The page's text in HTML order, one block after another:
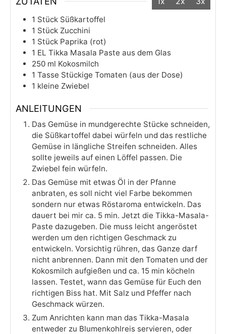
1 Stück Süßkartoffel
1 Stück Zucchini
1 Stück Paprika (rot)
1 EL Tikka Masala Paste aus dem Glas
250 ml Kokosmilch
1 Tasse Stückige Tomaten (aus der Dose)
1 kleine Zwiebel
ANLEITUNGEN
Das Gemüse in mundgerechte Stücke schneiden,
die Süßkartoffel dabei würfeln und das restliche
Gemüse in längliche Streifen schneiden. Alles
sollte jeweils auf einen Löffel passen. Die
Zwiebel fein würfeln.
Das Gemüse mit etwas Öl in der Pfanne
anbraten, es soll nicht viel Farbe bekommen
sondern nur etwas Röstaroma entwickeln. Das
dauert bei mir ca. 5 min. Jetzt die Tikka-Masala-
Paste dazugeben. Die muss leicht angeröstet
werden um den richtigen Geschmack zu
entwickeln. Vorsichtig rühren, das Ganze darf
nicht anbrennen. Dann mit den Tomaten und der
Kokosmilch aufgießen und ca. 15 min köcheln
lassen. Testet, wann das Gemüse für Euch den
richtigen Biss hat. Mit Salz und Pfeffer nach
Geschmack würzen.
Zum Anrichten kann man das Tikka-Masala
entweder zu Blumenkohlreis servieren, oder